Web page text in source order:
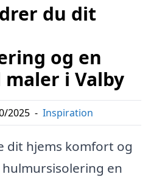
du dit
og en
i Valby
2025 - Inspiration
dit hjems komfort og
en